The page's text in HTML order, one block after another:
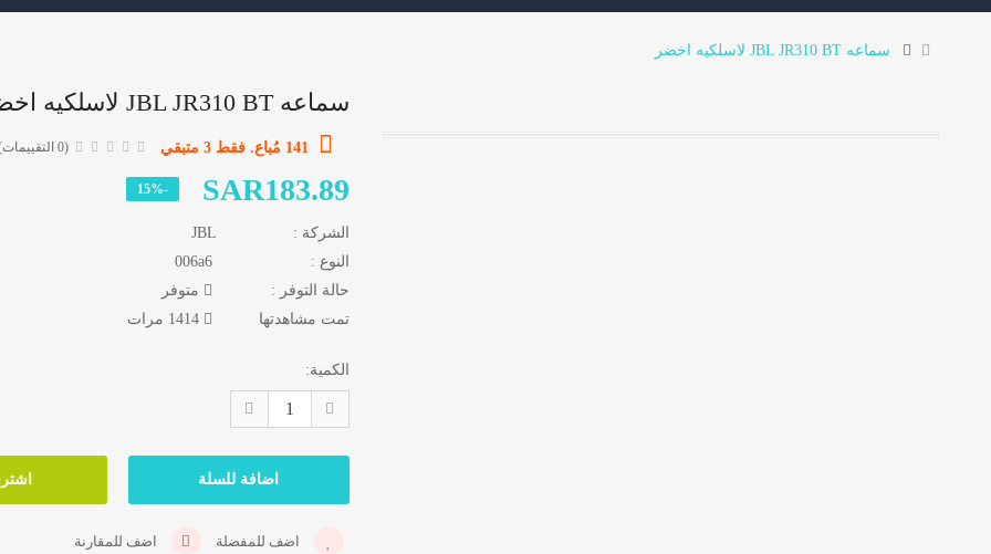
سماعه JBL JR310 BT لاسلكيه اخضر
سماعه JBL JR310 BT لاسلكيه اخضر
(0 التقييمات) 141 مُباع. فقط 3 متبقي
SAR183.89
-15%
الشركة :
JBL
النوع :
006a6
حالة التوفر :
متوفر
تمت مشاهدتها
1414 مرات
الكمية:
اضف للمفضلة اضف للمقارنة